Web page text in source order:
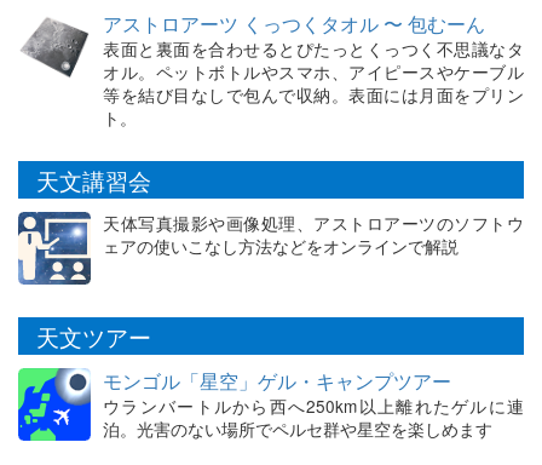
アストロアーツ くっつくタオル 〜 包むーん
表面と裏面を合わせるとぴたっとくっつく不思議なタ
オル。ペットボトルやスマホ、アイピースやケーブル
等を結び目なしで包んで収納。表面には月面をプリン
ト。
天文講習会
天体写真撮影や画像処理、アストロアーツのソフトウ
ェアの使いこなし方法などをオンラインで解説
天文ツアー
モンゴル「星空」ゲル・キャンプツアー
ウランバートルから西へ250km以上離れたゲルに連
泊。光害のない場所でペルセ群や星空を楽しめます